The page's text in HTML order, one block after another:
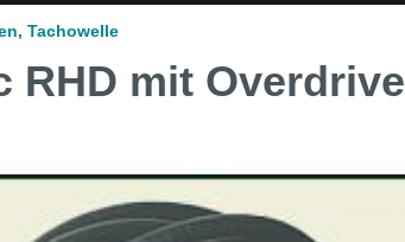
Autopflege
Tachowelle
RHD mit Overdrive